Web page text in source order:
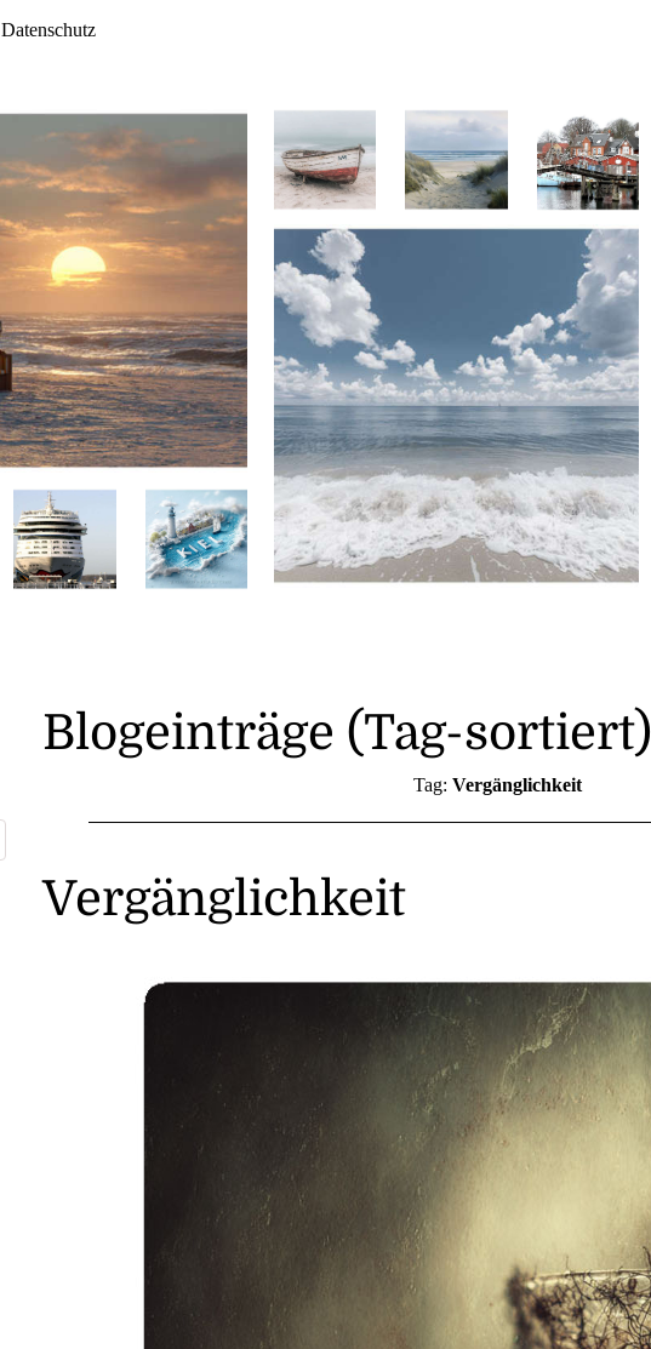
Datenschutz
Blogeinträge (Tag-sortiert)
Tag: Vergänglichkeit
Vergänglichkeit